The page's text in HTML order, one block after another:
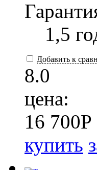
1,5
Добавить к
8.0
цена:
16 700P
купить